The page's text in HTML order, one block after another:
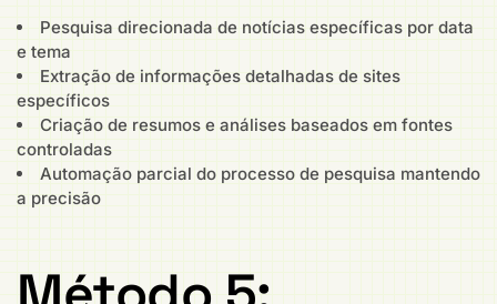
Pesquisa direcionada de notícias específicas por data
e tema
Extração de informações detalhadas de sites
específicos
Criação de resumos e análises baseados em fontes
controladas
Automação parcial do processo de pesquisa mantendo
a precisão